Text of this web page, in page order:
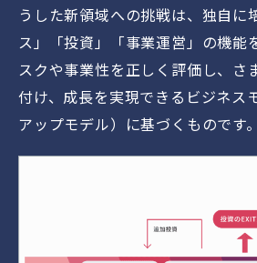
うした新領域への挑戦は、独自に
ス」「投資」「事業運営」の機能
スクや事業性を正しく評価し、さ
付け、成長を実現できるビジネス
アップモデル）に基づくものです。